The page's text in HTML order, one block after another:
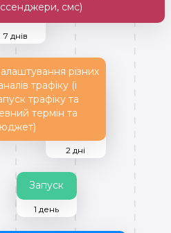
7 днів
2 дні
1 день
смс)
різних
трафіку (і
трафіку та
термін та
Запуск